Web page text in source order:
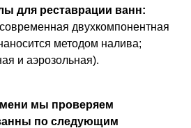
для реставрации ванн:
двухкомпонентная
методом налива;
и аэрозольная).
мы проверяем
по следующим